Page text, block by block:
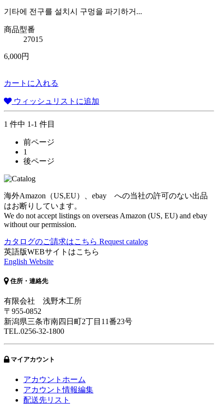
기타에 전구를 설치시 구멍을 파기하거...
商品型番
27015
6,000円
カートに入れる
ウィッシュリストに追加
1 件中 1-1 件目
前ページ
1
後ページ
海外Amazon（US,EU）、ebay への当社の許可のない出品
はお断りしています。
We do not accept listings on overseas Amazon (US, EU) and ebay
without our permission.
カタログのご請求はこちら Request catalog
英語版WEBサイトはこちら
English Website
住所・連絡先
有限会社 浅野木工所
〒955-0852
新潟県三条市南四日町2丁目11番23号
TEL.0256-32-1800
マイアカウント
アカウントホーム
アカウント情報編集
配送先リスト